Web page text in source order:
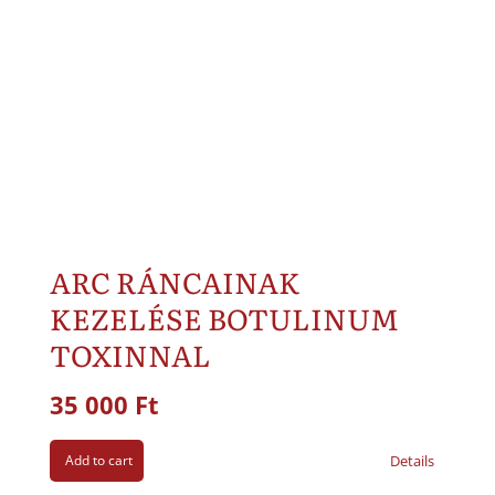
ARC RÁNCAINAK
KEZELÉSE BOTULINUM
TOXINNAL
35 000 Ft
Add to cart Details